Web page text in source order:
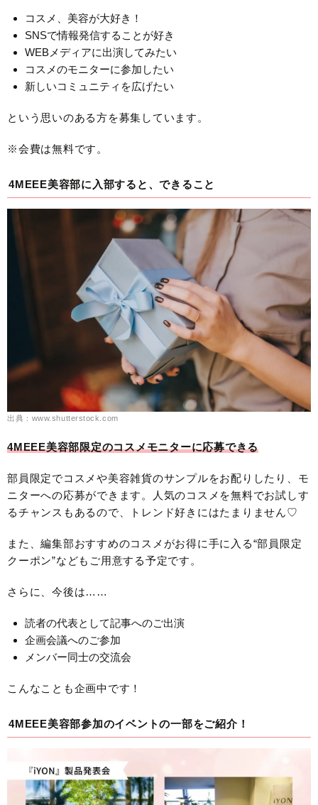
コスメ、美容が大好き！
SNSで情報発信することが好き
WEBメディアに出演してみたい
コスメのモニターに参加したい
新しいコミュニティを広げたい
という思いのある方を募集しています。
※会費は無料です。
4MEEE美容部に入部すると、できること
出典：www.shutterstock.com
4MEEE美容部限定のコスメモニターに応募できる
部員限定でコスメや美容雑貨のサンプルをお配りしたり、モ
ニターへの応募ができます。人気のコスメを無料でお試しす
るチャンスもあるので、トレンド好きにはたまりません♡
また、編集部おすすめのコスメがお得に手に入る“部員限定
クーポン”などもご用意する予定です。
さらに、今後は……
読者の代表として記事へのご出演
企画会議へのご参加
メンバー同士の交流会
こんなことも企画中です！
4MEEE美容部参加のイベントの一部をご紹介！